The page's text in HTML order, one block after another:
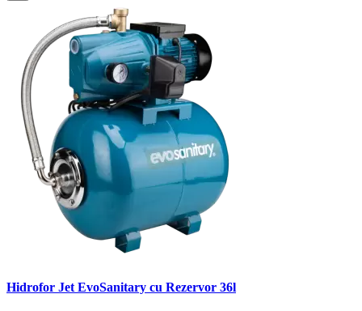
Hidrofor Jet EvoSanitary cu Rezervor 36l